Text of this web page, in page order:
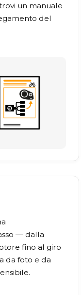
un manuale
del
— dalla
fino al giro
da foto e da